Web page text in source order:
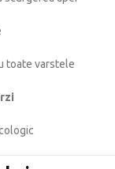
toate varstele